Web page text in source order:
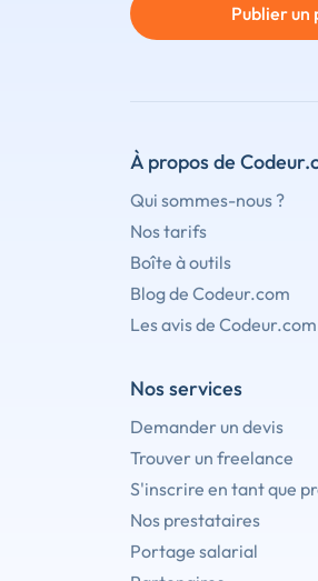
Publier un
À propos de
Qui sommes-nous ?
Nos tarifs
Boîte à outils
Blog de Codeur.com
Les avis de Codeur.com
Nos services
Demander un devis
Trouver un freelance
S'inscrire en tant que
Nos prestataires
Portage salarial